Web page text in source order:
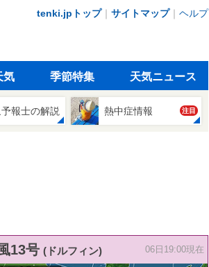
tenki.jpトップ｜ サイトマップ｜ ヘルプ
気 季節特集 天気ニュース
報士の解説 熱中症情報 注目
13号 (ドルフィン) 06日19:00現在